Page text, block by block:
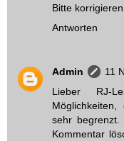
Bitte
Antworten
Admin
11
Lieber RJ-
sehr
Kommentar